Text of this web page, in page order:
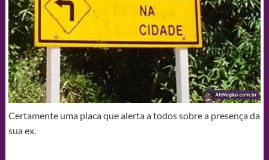
Certamente uma placa que alerta a todos sobre a presença da
sua ex.